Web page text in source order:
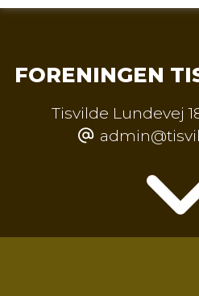
FORENINGEN
Tisvilde Lundevej